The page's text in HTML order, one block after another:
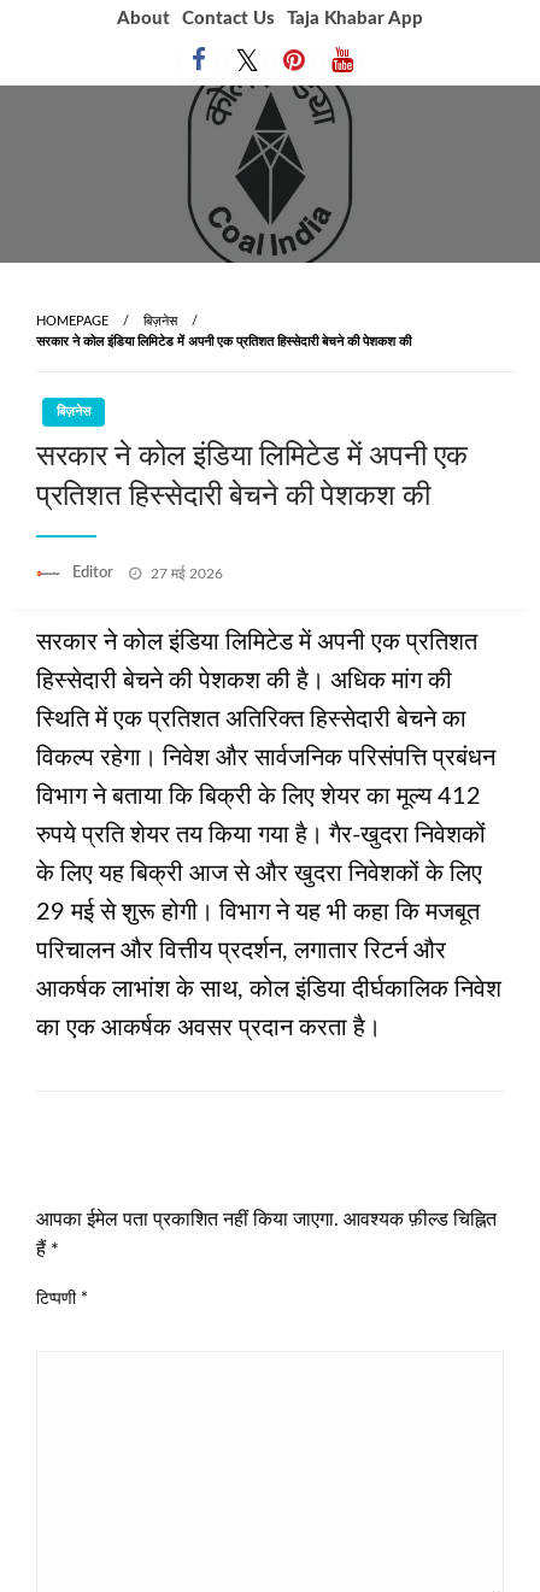
About Contact Us Taja Khabar App
HOMEPAGE
बिज़नेस
सरकार ने कोल इंडिया लिमिटेड में अपनी एक प्रतिशत हिस्‍सेदारी बेचने की पेशकश की
बिज़नेस
सरकार ने कोल इंडिया लिमिटेड में अपनी एक
प्रतिशत हिस्‍सेदारी बेचने की पेशकश की
Editor
Posted
27 मई 2026
सरकार ने कोल इंडिया लिमिटेड में अपनी एक प्रतिशत
हिस्‍सेदारी बेचने की पेशकश की है। अधिक मांग की
स्थिति में एक प्रतिशत अतिरिक्‍त हिस्‍सेदारी बेचने का
विकल्प रहेगा। निवेश और सार्वजनिक परिसंपत्ति प्रबंधन
विभाग ने बताया कि बिक्री के लिए शेयर का मूल्य 412
रुपये प्रति शेयर तय किया गया है। गैर-खुदरा निवेशकों
के लिए यह बिक्री आज से और खुदरा निवेशकों के लिए
29 मई से शुरू होगी। विभाग ने यह भी कहा कि मजबूत
परिचालन और वित्तीय प्रदर्शन, लगातार रिटर्न और
आकर्षक लाभांश के साथ, कोल इंडिया दीर्घकालिक निवेश
का एक आकर्षक अवसर प्रदान करता है।
आपका ईमेल पता प्रकाशित नहीं किया जाएगा. आवश्यक फ़ील्ड चिह्नित
हैं *
टिप्पणी *